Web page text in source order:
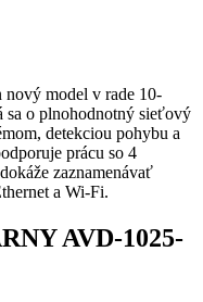
nový model v rade 10-
sa o plnohodnotný sieťový
detekciou pohybu a
prácu so 4
zaznamenávať
a Wi-Fi.
AVD-1025-